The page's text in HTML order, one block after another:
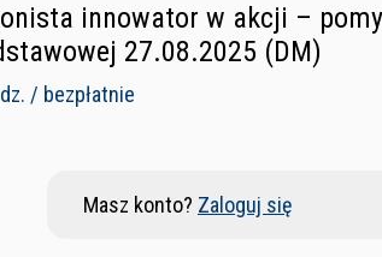
innowator w akcji –
27.08.2025 (DM)
/ bezpłatnie
Masz konto? Zaloguj się